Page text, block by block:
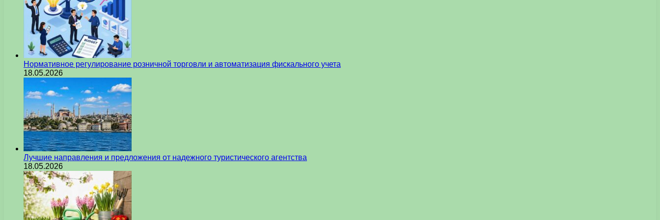
Нормативное регулирование розничной торговли и автоматизация фискального учета
18.05.2026
Лучшие направления и предложения от надежного туристического агентства
18.05.2026